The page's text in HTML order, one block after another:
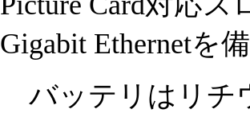
Gigabit Ethernetを
バッテリはリチ